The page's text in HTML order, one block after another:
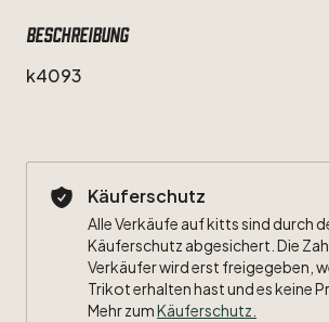
Beschreibung
k4093
Käuferschutz
Alle Verkäufe auf kitts sind durch
Käuferschutz abgesichert. Die
Verkäufer wird erst freigegeben,
Trikot erhalten hast und es keine
Mehr zumKäuferschutz